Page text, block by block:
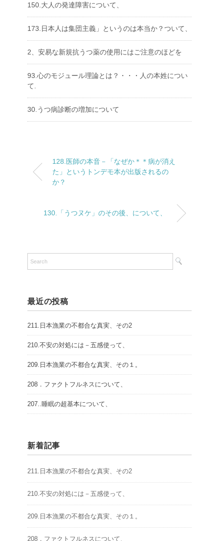
150.大人の発達障害について、
173.日本人は集団主義」というのは本当か？ついて、
2、安易な新規抗うつ薬の使用にはご注意のほどを
93.心のモジュール理論とは？・・・人の本姓につい
て.
30.うつ病診断の増加について
128.医師の本音－「なぜか＊＊病が消え
た」というトンデモ本が出版されるの
か？
130.「うつヌケ」のその後、について、
最近の投稿
211.日本漁業の不都合な真実、その2
210.不安の対処には－五感使って、
209.日本漁業の不都合な真実、その１。
208．ファクトフルネスについて、
207..睡眠の超基本について、
新着記事
211.日本漁業の不都合な真実、その2
210.不安の対処には－五感使って、
209.日本漁業の不都合な真実、その１。
208．ファクトフルネスについて、